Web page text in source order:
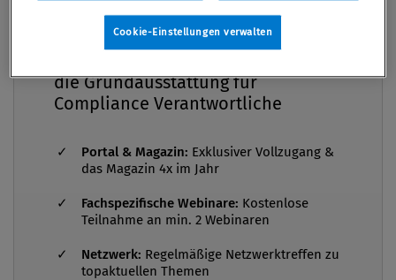
vermitteln. Zudem werden die Anforderungen an
den Einkauf und das Supply Chain Management zu
umfassenden Third Party Risk Managements (TPRM)
zur Sicherung der Lieferkette hervorge...
Compliance Praxis Premium
die Grundausstattung für
Compliance Verantwortliche
Portal & Magazin: Exklusiver Vollzugang &
das Magazin 4x im Jahr
Fachspezifische Webinare: Kostenlose
Teilnahme an min. 2 Webinaren
Netzwerk: Regelmäßige Netzwerktreffen zu
topaktuellen Themen
Cookie-Einstellungen verwalten